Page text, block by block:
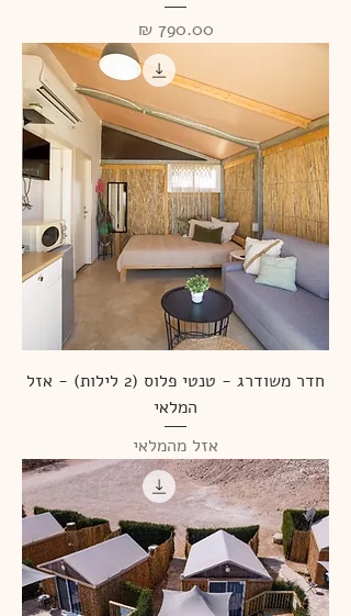
מחיר
חדר משודרג - טנטי פלוס (2 לילות) - אזל
המלאי
אזל מהמלאי